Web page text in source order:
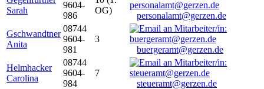
Sarah
9604-
986
OG)
personalamt@gerzen.de
Gschwandtner
Anita
08744
9604-
981
3
buergeramt@gerzen.de
Helmhacker
Carolina
08744
9604-
984
7
steueramt@gerzen.de